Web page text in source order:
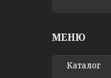
Каталог